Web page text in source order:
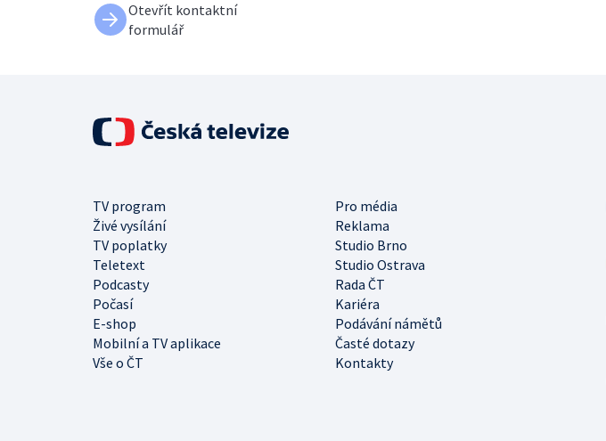
Otevřít kontaktní
formulář
TV program
Pro média
Živé vysílání
Reklama
TV poplatky
Studio Brno
Teletext
Studio Ostrava
Podcasty
Rada ČT
Počasí
Kariéra
E-shop
Podávání námětů
Mobilní a TV aplikace
Časté dotazy
Vše o ČT
Kontakty